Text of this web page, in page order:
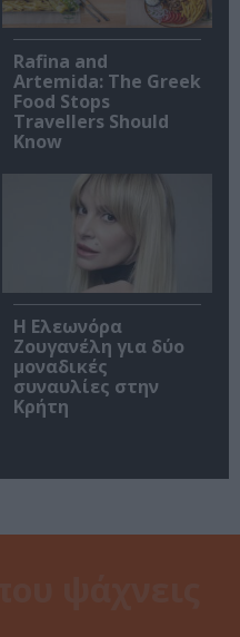
Rafina and
Artemida: The Greek
Food Stops
Travellers Should
Know
Η Ελεωνόρα
Ζουγανέλη για δύο
μοναδικές
συναυλίες στην
Κρήτη